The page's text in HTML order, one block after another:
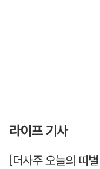
라이프 기사